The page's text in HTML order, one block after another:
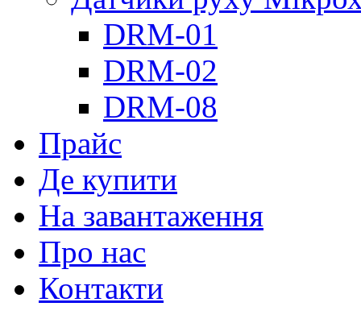
DRM-01
DRM-02
DRM-08
Прайс
Де купити
На завантаження
Про нас
Контакти